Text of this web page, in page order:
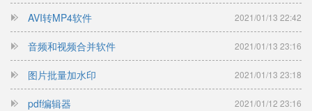
2021/01/13 22:42
AVI转MP4软件
2021/01/13 23:16
音频和视频合并软件
2021/01/13 23:18
图片批量加水印
2021/01/12 23:16
pdf编辑器